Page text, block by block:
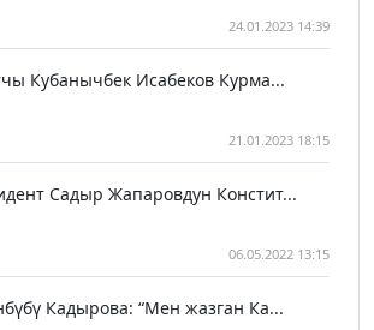
24.01.2023 14:39
Кубанычбек Исабеков Курма...
21.01.2023 18:15
Садыр Жапаровдун Констит...
06.05.2022 13:15
Кадырова: “Мен жазган Ка...